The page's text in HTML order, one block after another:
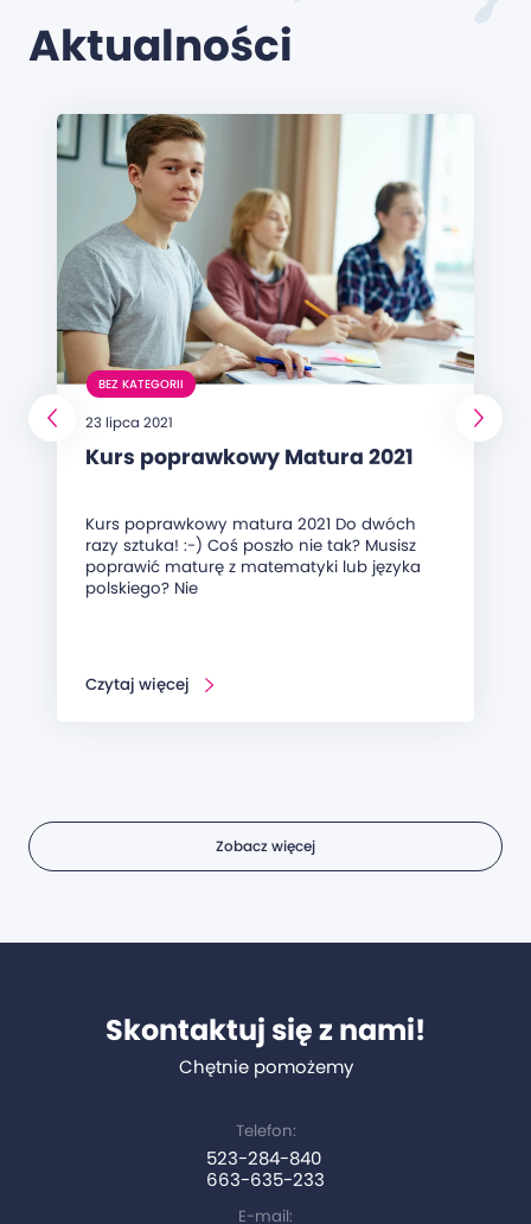
Aktualności
BEZ KATEGORII
23 lipca 2021
Kurs poprawkowy Matura 2021
Kurs poprawkowy matura 2021 Do dwóch
razy sztuka! :-) Coś poszło nie tak? Musisz
poprawić maturę z matematyki lub języka
polskiego? Nie
Czytaj więcej
Zobacz więcej
Skontaktuj się z nami!
Chętnie pomożemy
Telefon:
523-284-840
663-635-233
E-mail: